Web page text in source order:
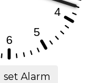
set Alarm